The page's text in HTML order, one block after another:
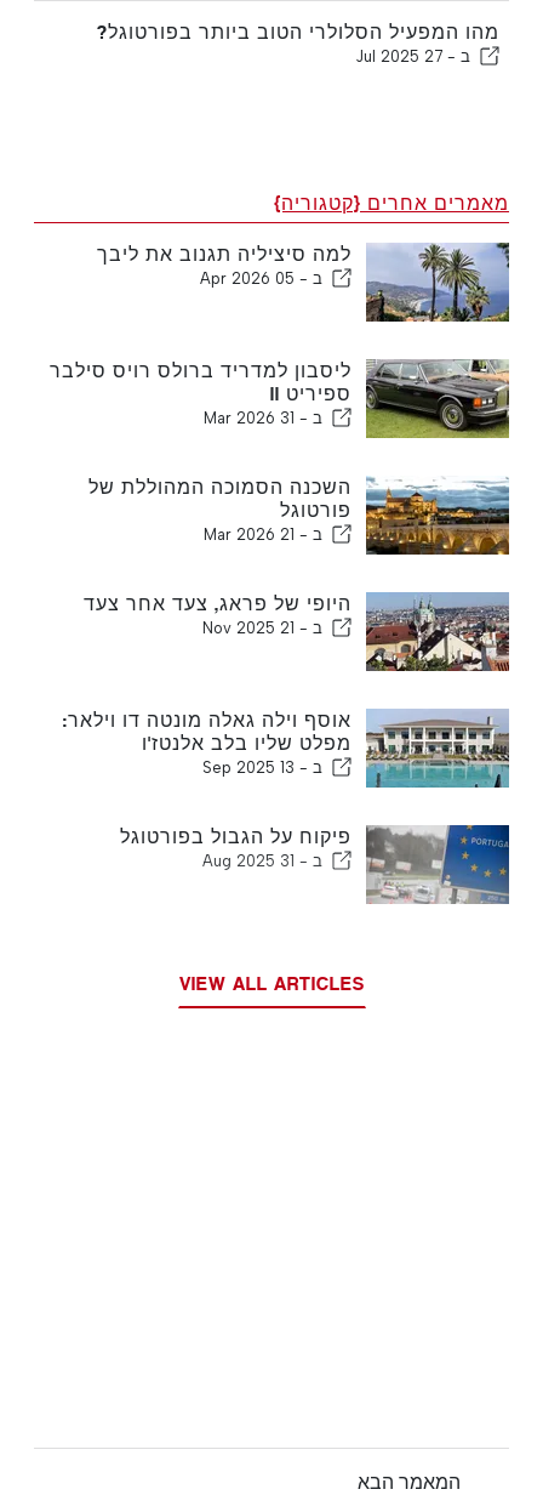
מהו המפעיל הסלולרי הטוב ביותר בפורטוגל?
ב - 27 Jul 2025
מאמרים אחרים {קטגוריה}
למה סיציליה תגנוב את ליבך
ב - 05 Apr 2026
ליסבון למדריד ברולס רויס סילבר
ספיריט ll
ב - 31 Mar 2026
השכנה הסמוכה המהוללת של
פורטוגל
ב - 21 Mar 2026
היופי של פראג, צעד אחר צעד
ב - 21 Nov 2025
אוסף וילה גאלה מונטה דו וילאר:
מפלט שליו בלב אלנטז'ו
ב - 13 Sep 2025
פיקוח על הגבול בפורטוגל
ב - 31 Aug 2025
VIEW ALL ARTICLES
המאמר הבא